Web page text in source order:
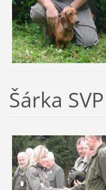
Šárka SVP